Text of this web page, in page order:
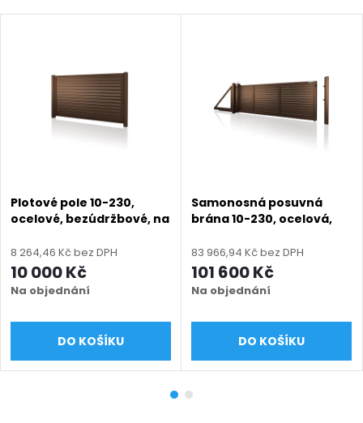
Plotové pole 10-230,
ocelové, bezúdržbové, na
mm, výška 800–1900 mm)
mm), hnědá RAL 8014
matná
8 264,46 Kč bez DPH
10 000 Kč
Na objednání
DO KOŠÍKU
Samonosná posuvná
brána 10-230, ocelová,
(šířka 2400 - 6000 mm,
výška 1000 - 1900 mm),
hnědá RAL 8014 matná
83 966,94 Kč bez DPH
101 600 Kč
Na objednání
DO KOŠÍKU